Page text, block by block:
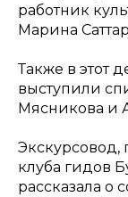
работник
Марина
Также в этот
выступили
Мясникова и
Экскурсовод,
клуба гидов
рассказала о